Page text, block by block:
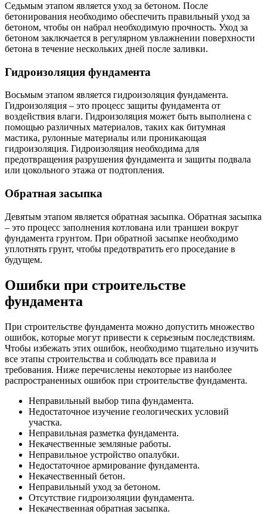
Седьмым этапом является уход за бетоном. После
бетонирования необходимо обеспечить правильный уход за
бетоном, чтобы он набрал необходимую прочность. Уход за
бетоном заключается в регулярном увлажнении поверхности
бетона в течение нескольких дней после заливки.
Гидроизоляция фундамента
Восьмым этапом является гидроизоляция фундамента.
Гидроизоляция – это процесс защиты фундамента от
воздействия влаги. Гидроизоляция может быть выполнена с
помощью различных материалов, таких как битумная
мастика, рулонные материалы или проникающая
гидроизоляция. Гидроизоляция необходима для
предотвращения разрушения фундамента и защиты подвала
или цокольного этажа от подтопления.
Обратная засыпка
Девятым этапом является обратная засыпка. Обратная засыпка
– это процесс заполнения котлована или траншеи вокруг
фундамента грунтом. При обратной засыпке необходимо
уплотнять грунт, чтобы предотвратить его проседание в
будущем.
Ошибки при строительстве
фундамента
При строительстве фундамента можно допустить множество
ошибок, которые могут привести к серьезным последствиям.
Чтобы избежать этих ошибок, необходимо тщательно изучить
все этапы строительства и соблюдать все правила и
требования. Ниже перечислены некоторые из наиболее
распространенных ошибок при строительстве фундамента.
Неправильный выбор типа фундамента.
Недостаточное изучение геологических условий
участка.
Неправильная разметка фундамента.
Некачественные земляные работы.
Неправильное устройство опалубки.
Недостаточное армирование фундамента.
Некачественный бетон.
Неправильный уход за бетоном.
Отсутствие гидроизоляции фундамента.
Некачественная обратная засыпка.